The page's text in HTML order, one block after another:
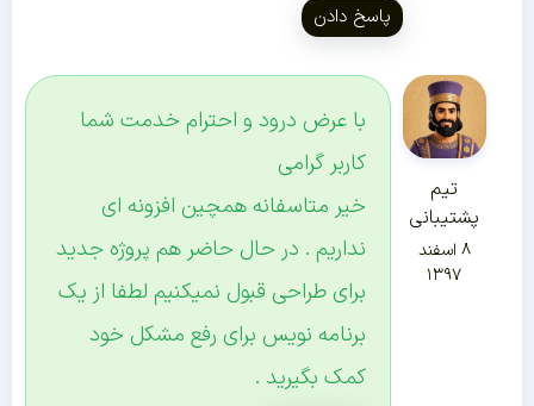
پاسخ دادن
تیم
پشتیبانی
۸ اسفند
۱۳۹۷
با عرض درود و احترام خدمت شما
کاربر گرامی
خیر متاسفانه همچین افزونه ای
نداریم . در حال حاضر هم پروژه جدید
برای طراحی قبول نمیکنیم لطفا از یک
برنامه نویس برای رفع مشکل خود
کمک بگیرید .